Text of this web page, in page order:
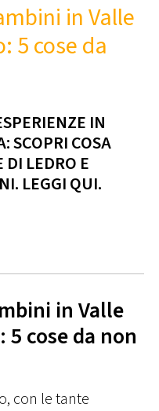
in Valle
5 cose da
IN
SCOPRI COSA
DI LEDRO E
LEGGI QUI.
in Valle
cose da non
con le tante